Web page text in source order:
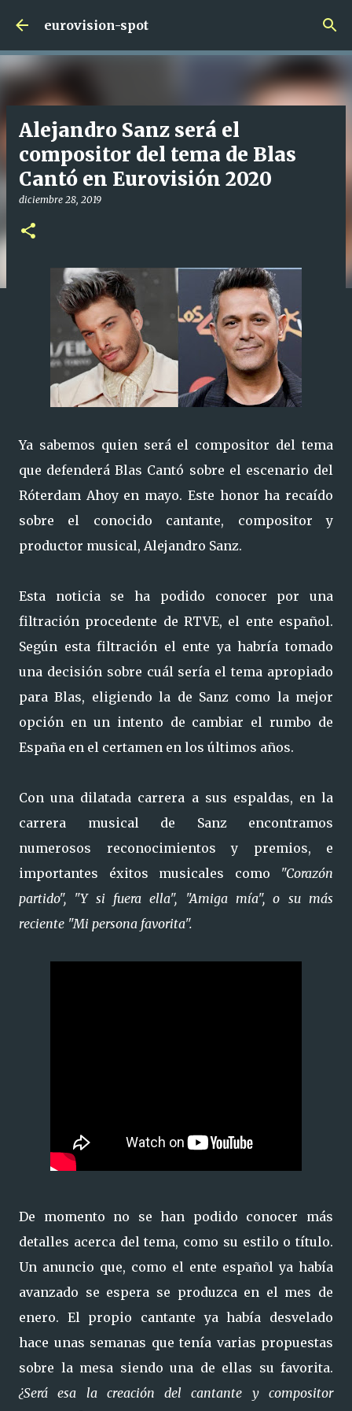
Ir al contenido principal
eurovision-spot
Alejandro Sanz será el
compositor del tema de Blas
Cantó en Eurovisión 2020
diciembre 28, 2019
Ya sabemos quien será el compositor del tema
que defenderá Blas Cantó sobre el escenario del
Róterdam Ahoy en mayo. Este honor ha recaído
sobre el conocido cantante, compositor y
productor musical, Alejandro Sanz.
Esta noticia se ha podido conocer por una
filtración procedente de RTVE, el ente español.
Según esta filtración el ente ya habría tomado
una decisión sobre cuál sería el tema apropiado
para Blas, eligiendo la de Sanz como la mejor
opción en un intento de cambiar el rumbo de
España en el certamen en los últimos años.
Con una dilatada carrera a sus espaldas, en la
carrera musical de Sanz encontramos
numerosos reconocimientos y premios, e
importantes éxitos musicales como "Corazón
partido", "Y si fuera ella", "Amiga mía", o su más
reciente "Mi persona favorita".
De momento no se han podido conocer más
detalles acerca del tema, como su estilo o título.
Un anuncio que, como el ente español ya había
avanzado se espera se produzca en el mes de
enero. El propio cantante ya había desvelado
hace unas semanas que tenía varias propuestas
sobre la mesa siendo una de ellas su favorita.
¿Será esa la creación del cantante y compositor